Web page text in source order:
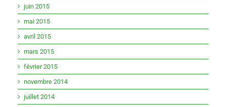
juin 2015
mai 2015
avril 2015
mars 2015
février 2015
novembre 2014
juillet 2014